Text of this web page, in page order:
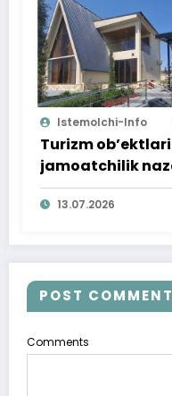
Istemolchi-Info
Turizm
jamoatchilik
13.07.2026
POST COMMENT
Comments